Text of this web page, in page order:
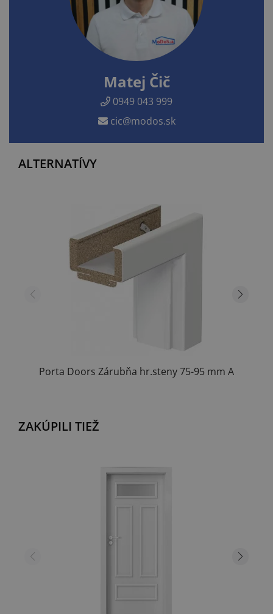
Matej Čič
0949 043 999
cic@modos.sk
ALTERNATÍVY
Porta Doors Zárubňa hr.steny 75-95 mm A
ZAKÚPILI TIEŽ